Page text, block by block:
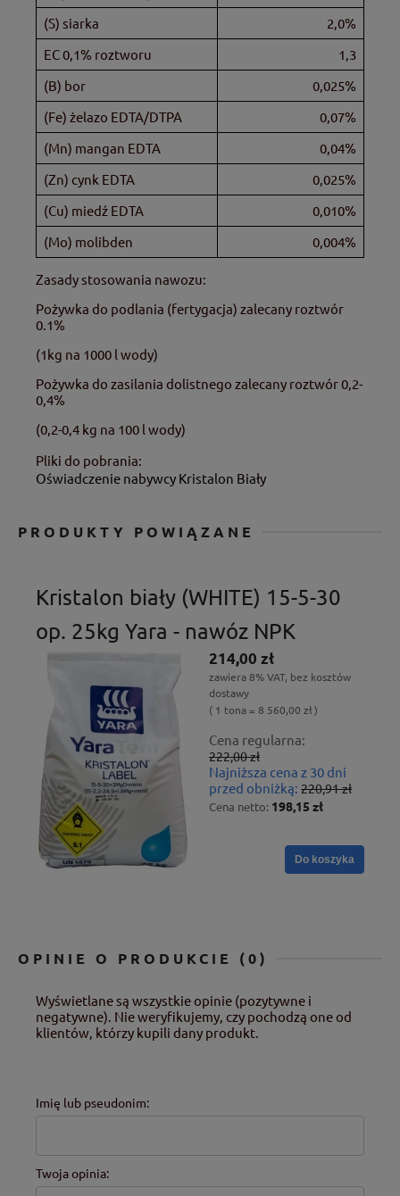
(S) siarka
2,0%
EC 0,1% roztworu
1,3
(B) bor
0,025%
(Fe) żelazo EDTA/DTPA
0,07%
(Mn) mangan EDTA
0,04%
(Zn) cynk EDTA
0,025%
(Cu) miedź EDTA
0,010%
(Mo) molibden
0,004%
Zasady stosowania nawozu:
Pożywka do podlania (fertygacja) zalecany roztwór
0.1%
(1kg na 1000 l wody)
Pożywka do zasilania dolistnego zalecany roztwór 0,2-
0,4%
(0,2-0,4 kg na 100 l wody)
Pliki do pobrania:
Oświadczenie nabywcy Kristalon Biały
PRODUKTY POWIĄZANE
Kristalon biały (WHITE) 15-5-30
op. 25kg Yara - nawóz NPK
214,00 zł
zawiera 8% VAT, bez kosztów
dostawy
( 1 tona = 8 560,00 zł )
Cena regularna:
222,00 zł
Najniższa cena z 30 dni
przed obniżką: 220,91 zł
Cena netto: 198,15 zł
Do koszyka
OPINIE O PRODUKCIE (0)
Wyświetlane są wszystkie opinie (pozytywne i
negatywne). Nie weryfikujemy, czy pochodzą one od
klientów, którzy kupili dany produkt.
Imię lub pseudonim:
Twoja opinia: